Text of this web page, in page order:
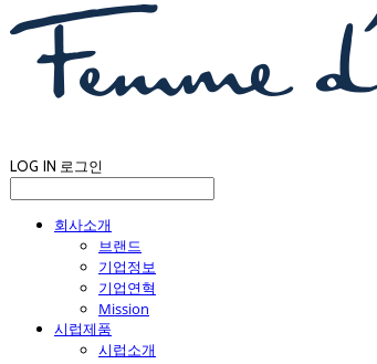
LOG IN 로그인
회사소개
브랜드
기업정보
기업연혁
Mission
시럽제품
시럽소개